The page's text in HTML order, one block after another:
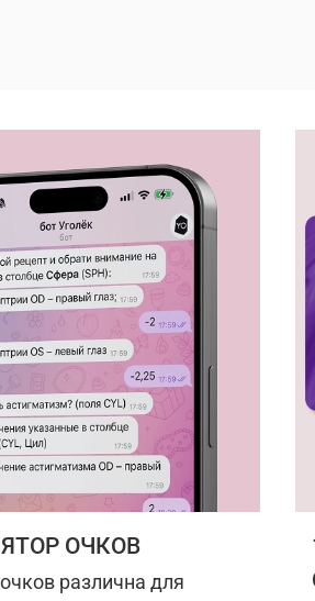
ОЧКОВ
различна для